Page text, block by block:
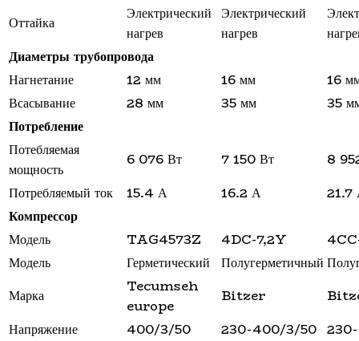
Оттайка
Электрический
нагрев
Электрический
нагрев
Диаметры трубопровода
Нагнетание
12 мм 16 мм
16
Всасывание
28 мм 35 мм
35
Потребление
Потебляемая
мощность
6 076 Вт 7 150 Вт
8
Потребляемый ток
15.4 А 16.2 А
21.7
Компрессор
Модель
TAG4573Z 4DC-7,2Y
Модель
Герметический Полугерметичный
Марка
Tecumseh
europe
Bitzer
Напряжение
400/3/50 230-400/3/50